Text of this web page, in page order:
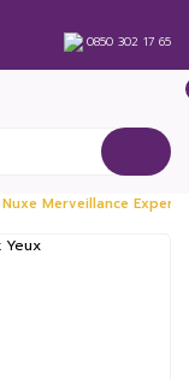
0850 302 17 65
Nuxe Merveillance Expert